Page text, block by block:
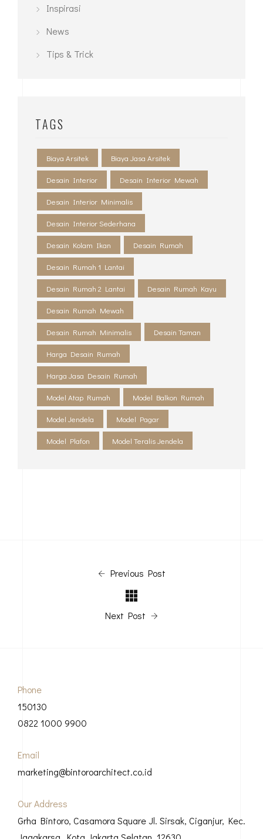
Inspirasi
News
Tips & Trick
TAGS
Biaya Arsitek Biaya Jasa Arsitek
Desain Interior Desain Interior Mewah
Desain Interior Minimalis
Desain Interior Sederhana
Desain Kolam Ikan Desain Rumah
Desain Rumah 1 Lantai
Desain Rumah 2 Lantai Desain Rumah Kayu
Desain Rumah Mewah
Desain Rumah Minimalis Desain Taman
Harga Desain Rumah
Harga Jasa Desain Rumah
Model Atap Rumah Model Balkon Rumah
Model Jendela Model Pagar
Model Plafon Model Teralis Jendela
Previous Post
Next Post
Phone
150130
0822 1000 9900
Email
marketing@bintoroarchitect.co.id
Our Address
Grha Bintoro, Casamora Square Jl. Sirsak, Ciganjur, Kec.